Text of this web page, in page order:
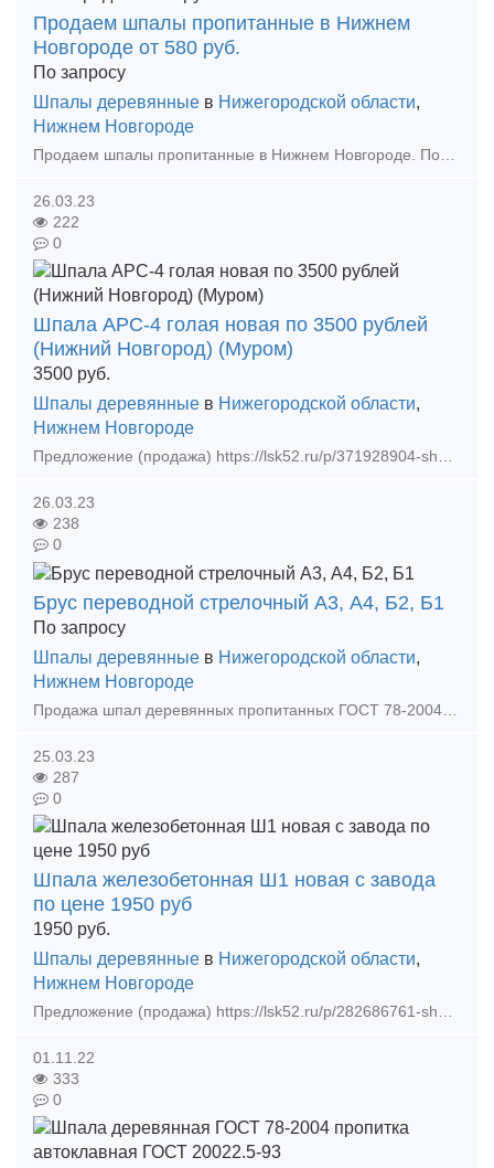
Продаем шпалы пропитанные в Нижнем
Новгороде от 580 руб.
По запросу
Шпалы деревянные в Нижегородской области,
Нижнем Новгороде
26.03.23
222
0
Шпала АРС-4 голая новая по 3500 рублей
(Нижний Новгород) (Муром)
3500 руб.
Шпалы деревянные в Нижегородской области,
Нижнем Новгороде
26.03.23
238
0
Брус переводной стрелочный А3, А4, Б2, Б1
По запросу
Шпалы деревянные в Нижегородской области,
Нижнем Новгороде
25.03.23
287
0
Шпала железобетонная Ш1 новая с завода
по цене 1950 руб
1950 руб.
Шпалы деревянные в Нижегородской области,
Нижнем Новгороде
01.11.22
333
0